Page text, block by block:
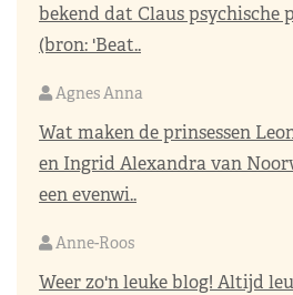
bekend dat Claus psychische
(bron: 'Beat..
Agnes Anna
Wat maken de prinsessen
en Ingrid Alexandra van
een evenwi..
Anne-Roos
Weer zo'n leuke blog! Altijd